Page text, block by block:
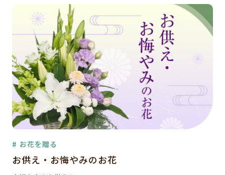
# お花を贈る
お供え・お悔やみのお花